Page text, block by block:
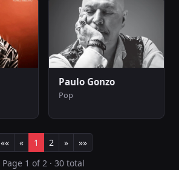
Paulo Gonzo
Pop
«« « 1 2 »
»»
Page 1 of 2 · 30 total